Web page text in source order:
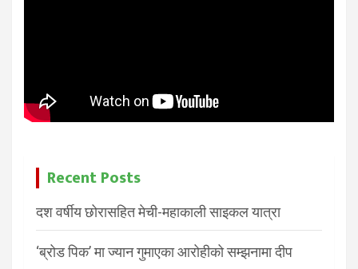
Recent Posts
दश वर्षीय छोरासहित मेची-महाकाली साइकल यात्रा
‘ब्रोड पिक’ मा ज्यान गुमाएका आरोहीको सम्झनामा दीप